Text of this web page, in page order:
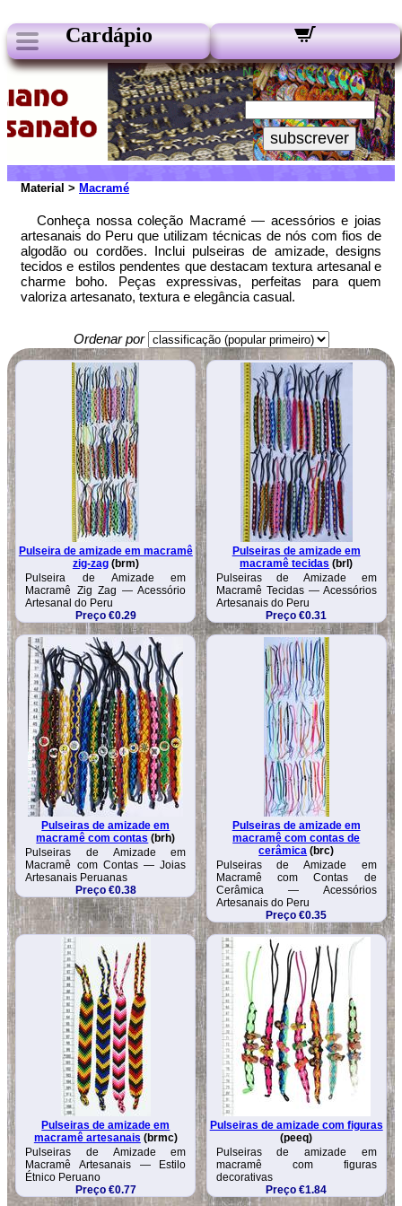
Cardápio
Nossos Boletins:
Seu e-mail:
subscrever
Material > Macramé
Conheça nossa coleção Macramé — acessórios e joias
artesanais do Peru que utilizam técnicas de nós com fios de
algodão ou cordões. Inclui pulseiras de amizade, designs
tecidos e estilos pendentes que destacam textura artesanal e
charme boho. Peças expressivas, perfeitas para quem
valoriza artesanato, textura e elegância casual.
Ordenar por
Pulseira de amizade em macramê
zig-zag(brm)
Pulseira de Amizade em
Macramê Zig Zag — Acessório
Artesanal do Peru
Preço €0.29
Pulseiras de amizade em
macramê tecidas (brl)
Pulseiras de Amizade em
Macramê Tecidas — Acessórios
Artesanais do Peru
Preço €0.31
Pulseiras de amizade em
macramê com contas (brh)
Pulseiras de Amizade em
Macramê com Contas — Joias
Artesanais Peruanas
Preço €0.38
Pulseiras de amizade em
macramê com contas de
cerâmica (brc)
Pulseiras de Amizade em
Macramê com Contas de
Cerâmica — Acessórios
Artesanais do Peru
Preço €0.35
Pulseiras de amizade em
macramê artesanais (brmc)
Pulseiras de Amizade em
Macramê Artesanais — Estilo
Étnico Peruano
Preço €0.77
Pulseiras de amizade com figuras
(peeq)
Pulseiras de amizade em
macramê com figuras
decorativas
Preço €1.84